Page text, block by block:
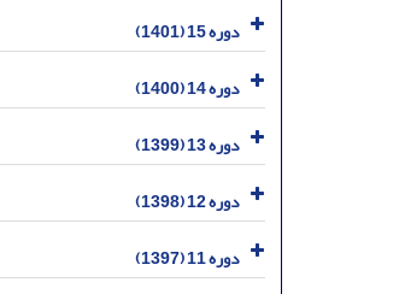
دوره 15 (1401)
دوره 14 (1400)
دوره 13 (1399)
دوره 12 (1398)
دوره 11 (1397)